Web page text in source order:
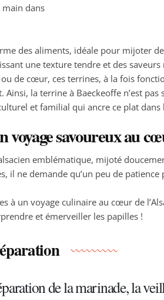
main dans
des aliments, idéale pour mijoter
une texture tendre et des saveurs
de cœur, ces terrines, à la fois
la terrine à Baeckeoffe n’est
et familial qui ancre ce plat dans
voyage savoureux au
emblématique, mijoté
il ne demande qu’un peu de
à un voyage culinaire au cœur de
et émerveiller les papilles !
de la marinade, la